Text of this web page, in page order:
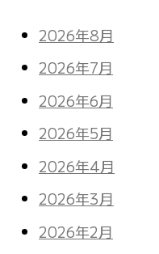
2026年8月
2026年7月
2026年6月
2026年5月
2026年4月
2026年3月
2026年2月